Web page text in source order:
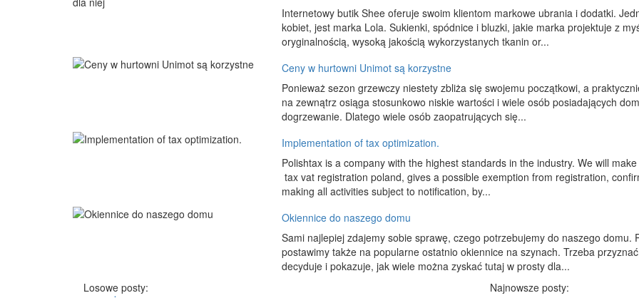
Internetowy butik Shee oferuje swoim klientom markowe ubrania i dodatki.
kobiet, jest marka Lola. Sukienki, spódnice i bluzki, jakie marka projektuje z
oryginalnością, wysoką jakością wykorzystanych tkanin or...
Ceny w hurtowni Unimot są korzystne
Ponieważ sezon grzewczy niestety zbliża się swojemu początkowi, a
na zewnątrz osiąga stosunkowo niskie wartości i wiele osób posiadających
dogrzewanie. Dlatego wiele osób zaopatrujących się...
Implementation of tax optimization.
Polishtax is a company with the highest standards in the industry. We will
tax vat registration poland, gives a possible exemption from registration,
making all activities subject to notification, by...
Okiennice do naszego domu
Sami najlepiej zdajemy sobie sprawę, czego potrzebujemy do naszego
postawimy także na popularne ostatnio okiennice na szynach. Trzeba
decyduje i pokazuje, jak wiele można zyskać tutaj w prosty dla...
Losowe posty:
Najnowsze posty: